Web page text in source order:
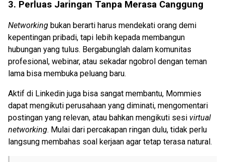
3. Perluas Jaringan Tanpa Merasa Canggung
Networking bukan berarti harus mendekati orang demi
kepentingan pribadi, tapi lebih kepada membangun
hubungan yang tulus. Bergabunglah dalam komunitas
profesional, webinar, atau sekadar ngobrol dengan teman
lama bisa membuka peluang baru.
Aktif di Linkedin juga bisa sangat membantu, Mommies
dapat mengikuti perusahaan yang diminati, mengomentari
postingan yang relevan, atau bahkan mengikuti sesi virtual
networking. Mulai dari percakapan ringan dulu, tidak perlu
langsung membahas soal kerjaan agar tetap terasa natural.